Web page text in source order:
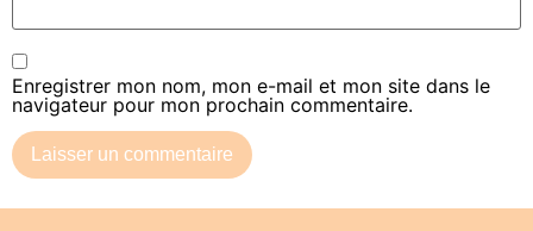
Enregistrer mon nom, mon e-mail et mon site dans le
navigateur pour mon prochain commentaire.